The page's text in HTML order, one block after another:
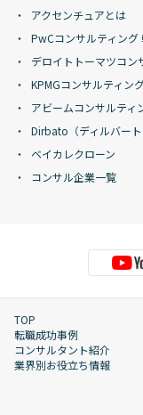
アクセンチュアとは
PwCコンサルティング
デロイトトーマツコン
KPMGコンサルティン
アビームコンサルティ
Dirbato（ディルバート
ベイカレクローン
コンサル企業一覧
TOP
転職成功事例
コンサルタント紹介
業界別お役立ち情報